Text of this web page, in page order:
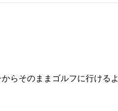
らそのままゴルフに行けるよ